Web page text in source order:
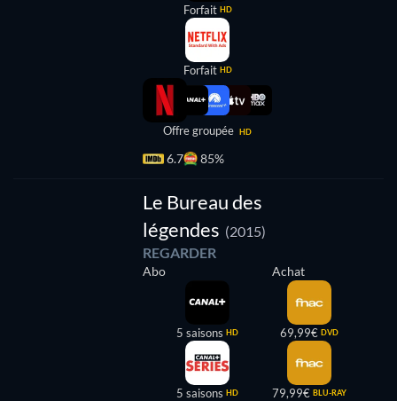
Forfait HD
Forfait HD
Offre groupée HD
6.7 85%
Le Bureau des
légendes (2015)
REGARDER
Abo
5 saisons HD
5 saisons HD
Achat
69,99€ DVD
79,99€ BLU-RAY